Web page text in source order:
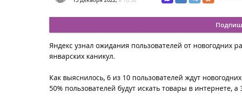
Яндекс узнал ожидания пользователей от новогодних
январских каникул.
Как выяснилось, 6 из 10 пользователей ждут
50% пользователей будут искать товары в интернете,